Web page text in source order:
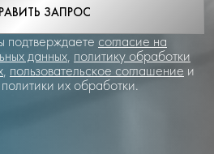
ЗАПРОС
подтверждаете согласие на
данных, политику обработки
, пользовательское соглашение и
их обработки.